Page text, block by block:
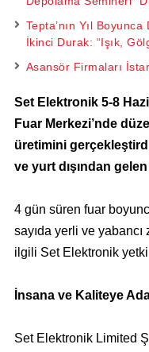
Tepta’nın Yıl
İkinci Durak: “Işık,
Asansör Firmaları
Set Elektronik 5-8
Fuar Merkezi’nde
üretimini
ve yurt dışından
4 gün süren fuar
sayıda yerli ve
ilgili Set Elektronik
İnsana ve Kaliteye
Set Elektronik Limited